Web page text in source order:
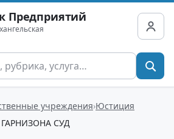
Предприятий
учреждения Юстиция
СУД